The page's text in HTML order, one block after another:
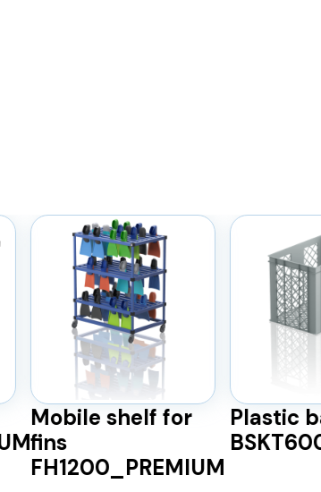
Mobile shelf for
fins
FH1200_PREMIUM
Plastic